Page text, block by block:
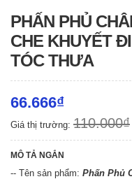
PHẤN PHỦ
CHE KHUYẾT
TÓC THƯA
66.666₫
Giá thị trường: 110.000₫
MÔ TẢ NGẮN
-- Tên sản phẩm: Phấn Phủ